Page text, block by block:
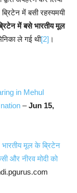
में बसी रहस्यमयी
में बसे भारतीय मूल
ले गई थी[2] ।
in Mehul
–Jun 15,
भारतीय मूल के ब्रिटेन
और नीरव मोदी को